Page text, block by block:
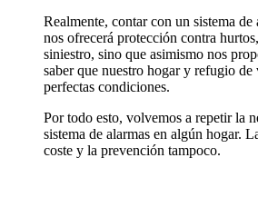
Realmente, contar con un sistema
nos ofrecerá protección contra
siniestro, sino que asimismo nos
saber que nuestro hogar y refugio de
perfectas condiciones.
Por todo esto, volvemos a repetir la
sistema de alarmas en algún hogar.
coste y la prevención tampoco.